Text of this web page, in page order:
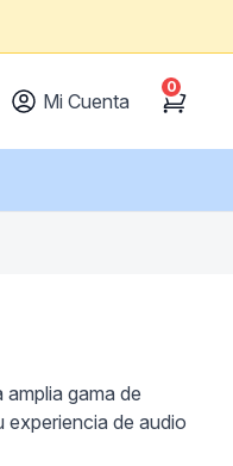
Mi Cuenta Cart
0
gama de
experiencia de audio